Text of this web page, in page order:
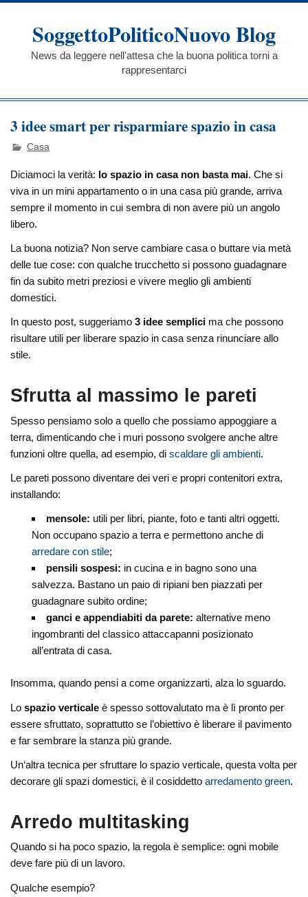
Skip
SoggettoPoliticoNuovo Blog
News da leggere nell'attesa che la buona politica torni a
rappresentarci
3 idee smart per risparmiare spazio in casa
Casa
Diciamoci la verità: lo spazio in casa non basta mai. Che si
viva in un mini appartamento o in una casa più grande, arriva
sempre il momento in cui sembra di non avere più un angolo
libero.
La buona notizia? Non serve cambiare casa o buttare via metà
delle tue cose: con qualche trucchetto si possono guadagnare
fin da subito metri preziosi e vivere meglio gli ambienti
domestici.
In questo post, suggeriamo3 idee semplici ma che possono
risultare utili per liberare spazio in casa senza rinunciare allo
stile.
Sfrutta al massimo le pareti
Spesso pensiamo solo a quello che possiamo appoggiare a
terra, dimenticando che i muri possono svolgere anche altre
funzioni oltre quella, ad esempio, discaldare gli ambienti.
Le pareti possono diventare dei veri e propri contenitori extra,
installando:
mensole: utili per libri, piante, foto e tanti altri oggetti.
Non occupano spazio a terra e permettono anche di
arredare con stile;
pensili sospesi: in cucina e in bagno sono una
salvezza. Bastano un paio di ripiani ben piazzati per
guadagnare subito ordine;
ganci e appendiabiti da parete: alternative meno
ingombranti del classico attaccapanni posizionato
all’entrata di casa.
Insomma, quando pensi a come organizzarti, alza lo sguardo.
Lo spazio verticale è spesso sottovalutato ma è lì pronto per
essere sfruttato, soprattutto se l’obiettivo è liberare il pavimento
e far sembrare la stanza più grande.
Un‘altra tecnica per sfruttare lo spazio verticale, questa volta per
decorare gli spazi domestici, è il cosiddettoarredamento green.
Arredo multitasking
Quando si ha poco spazio, la regola è semplice: ogni mobile
deve fare più di un lavoro.
Qualche esempio?